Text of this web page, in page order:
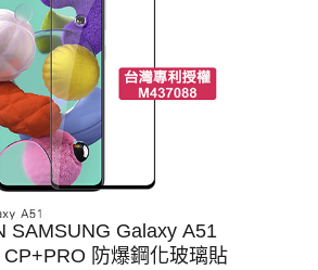
SAMSUNG Galaxy A51
防爆鋼化玻璃貼